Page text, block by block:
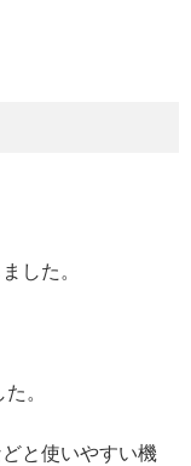
した。
。
と使いやすい機